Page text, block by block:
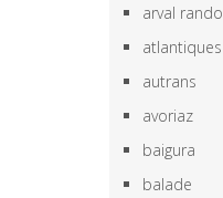
arval rando
atlantiques
autrans
avoriaz
baigura
balade